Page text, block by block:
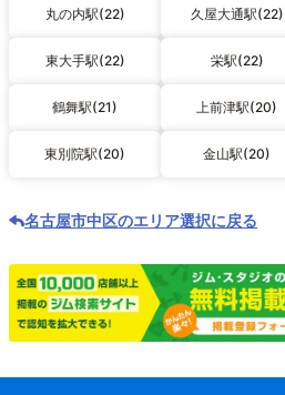
丸の内駅(22) 久屋大通駅(22)
東大手駅(22) 栄駅(22)
鶴舞駅(21) 上前津駅(20)
東別院駅(20) 金山駅(20)
名古屋市中区のエリア選択に戻る